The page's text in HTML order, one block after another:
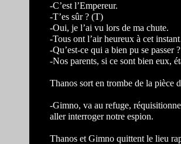
-C’est l’Empereur.
-T’es sûr ? (T)
-Oui, je l’ai vu lors de ma chute.
-Tous ont l’air heureux à cet
-Qu’est-ce qui a bien pu se passer
-Nos parents, si ce sont bien eux,
Thanos sort en trombe de la pièce
-Gimno, va au refuge,
aller interroger notre espion.
Thanos et Gimno quittent le lieu